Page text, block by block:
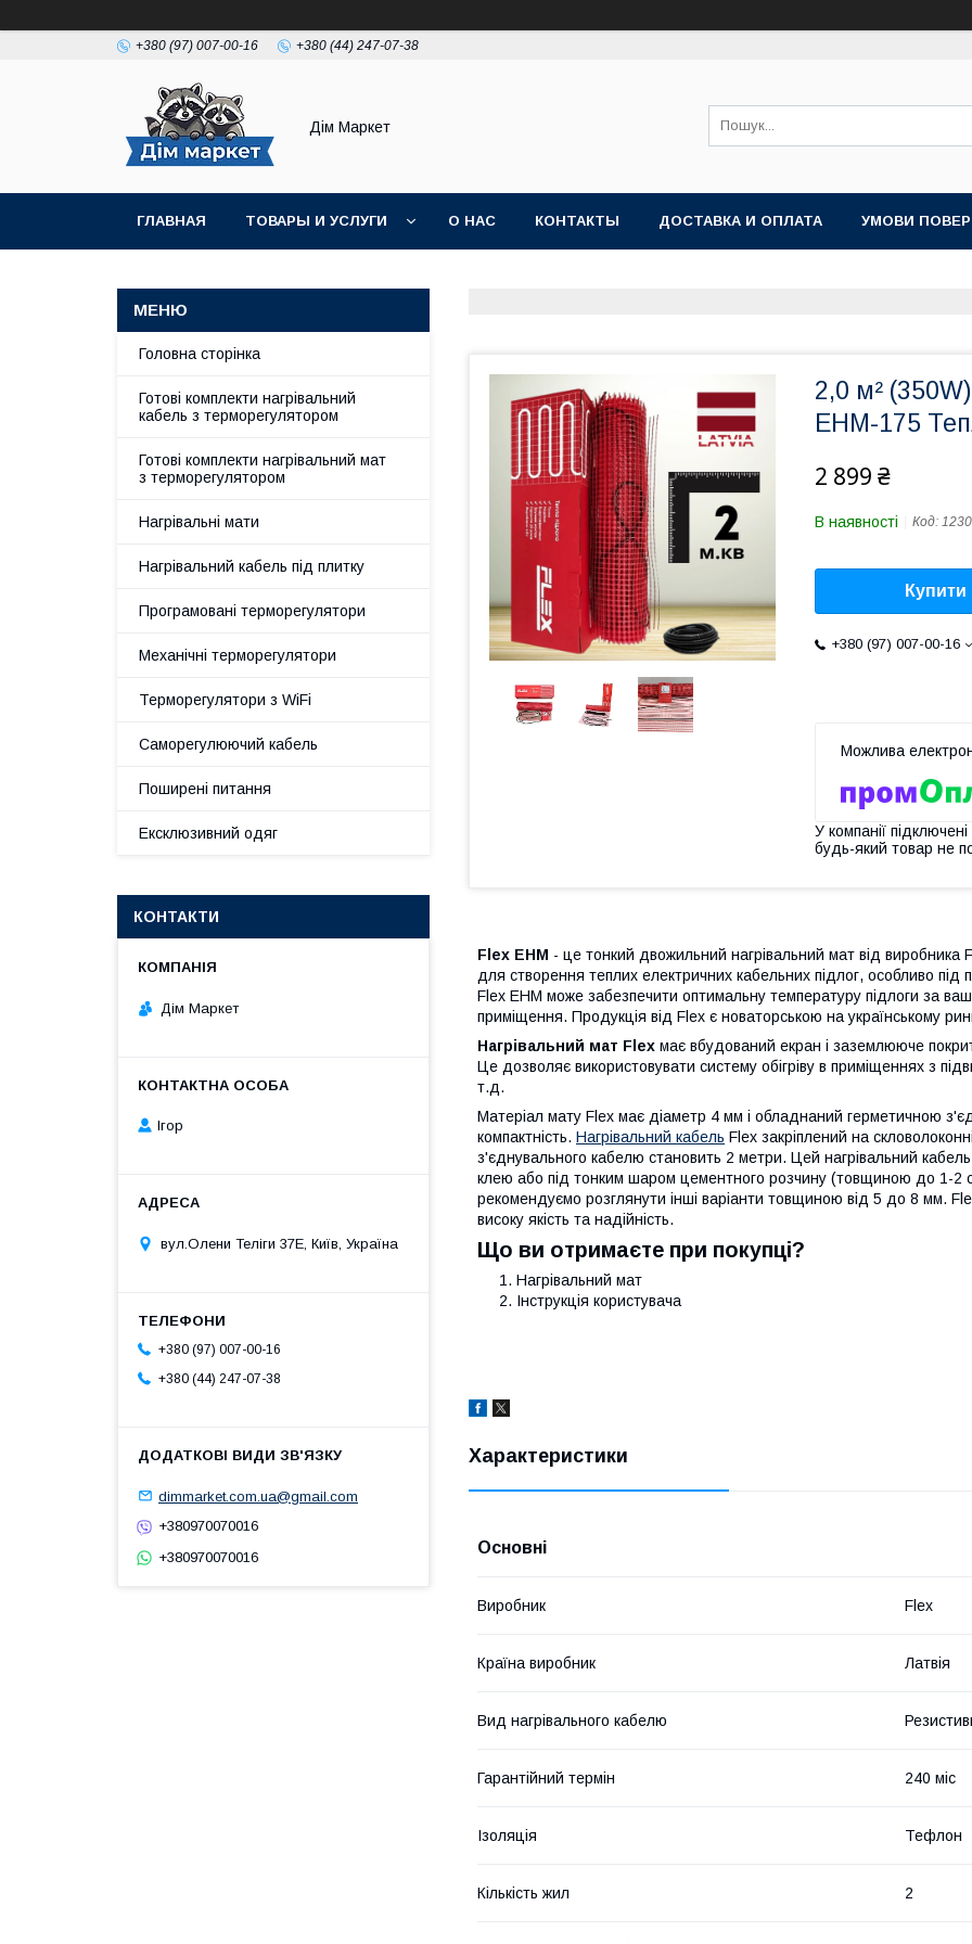
+380 (97) 007-00-16 +380 (44) 247-07-38
Дім Маркет
ГЛАВНАЯ ТОВАРЫ И УСЛУГИ О НАС КОНТАКТЫ ДОСТАВКА И ОПЛАТА УМОВИ
2,0 м²
EHM-175
2 899 ₴
В наявності Код:
Купити
+380 (97) 007-00-16
У компанії
будь-який товар не
Flex EHM - це тонкий двожильний нагрівальний мат від
для створення теплих електричних кабельних підлог, особливо під
Flex EHM може забезпечити оптимальну температуру підлоги за
приміщення. Продукція від Flex є новаторською на українському
Нагрівальний мат Flex має вбудований екран і заземлююче
Це дозволяє використовувати систему обігріву в приміщеннях з
т.д.
Матеріал мату Flex має діаметр 4 мм і обладнаний герметичною
компактність. Нагрівальний кабель Flex закріплений на
з'єднувального кабелю становить 2 метри. Цей нагрівальний
клею або під тонким шаром цементного розчину (товщиною до 1-2
рекомендуємо розглянути інші варіанти товщиною від 5 до 8 мм.
високу якість та надійність.
Що ви отримаєте при покупці?
Нагрівальний мат
Інструкція користувача
Характеристики
Основні
Виробник Flex
Країна виробник Латвія
Вид нагрівального кабелю
Гарантійний термін 240 міс
Ізоляція Тефлон
Кількість жил 2
Головна сторінка
Готові комплекти нагрівальний
кабель з терморегулятором
Готові комплекти нагрівальний мат
з терморегулятором
Нагрівальні мати
Нагрівальний кабель під плитку
Програмовані терморегулятори
Механічні терморегулятори
Терморегулятори з WiFi
Саморегулюючий кабель
Поширені питання
Ексклюзивний одяг
КОНТАКТИ
Дім Маркет
Ігор
вул.Олени Теліги 37Е, Київ, Україна
+380 (97) 007-00-16
+380 (44) 247-07-38
dimmarket.com.ua@gmail.com
+380970070016
+380970070016